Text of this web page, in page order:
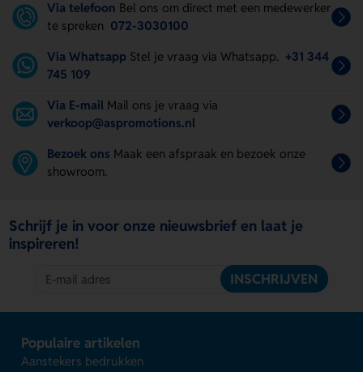
Via telefoon Bel ons om direct met een medewerker
te spreken 072-3030100
Via Whatsapp Stel je vraag via Whatsapp. +31 344
745 109
Via E-mail Mail ons je vraag via
verkoop@aspromotions.nl
Bezoek ons Maak een afspraak en bezoek onze
showroom.
Schrijf je in voor onze nieuwsbrief en laat je
inspireren!
INSCHRIJVEN
Populaire artikelen
Aanstekers bedrukken